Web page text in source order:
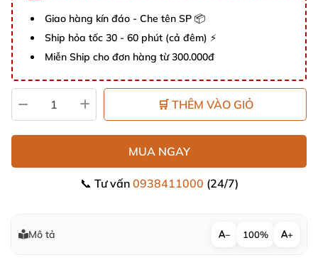
Giao hàng kín đáo - Che tên SP 📦
Ship hỏa tốc 30 - 60 phút (cả đêm) ⚡
Miễn Ship cho đơn hàng từ 300.000đ
🛒 THÊM VÀO GIỎ
MUA NGAY
📞 Tư vấn 0938411000 (24/7)
Mô tả − 100% +